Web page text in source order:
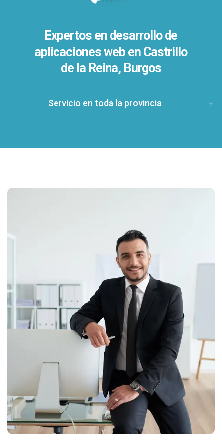
Expertos en desarrollo de
aplicaciones web en Castrillo
de la Reina, Burgos
Servicio en toda la provincia